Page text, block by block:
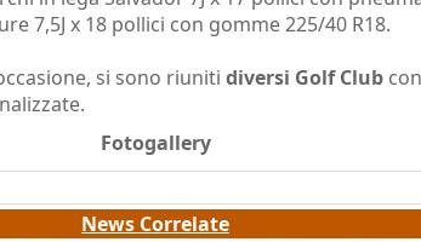
7,5J x 18 pollici con gomme 225/40 R18.
si sono riuniti diversi Golf Club
Fotogallery
News Correlate